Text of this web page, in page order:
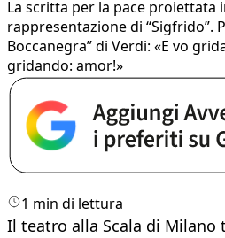
La scritta per la pace proiettata
rappresentazione di “Sigfrido”.
Boccanegra” di Verdi: «E vo
gridando: amor!»
1 min di lettura
Il teatro alla Scala di Milano